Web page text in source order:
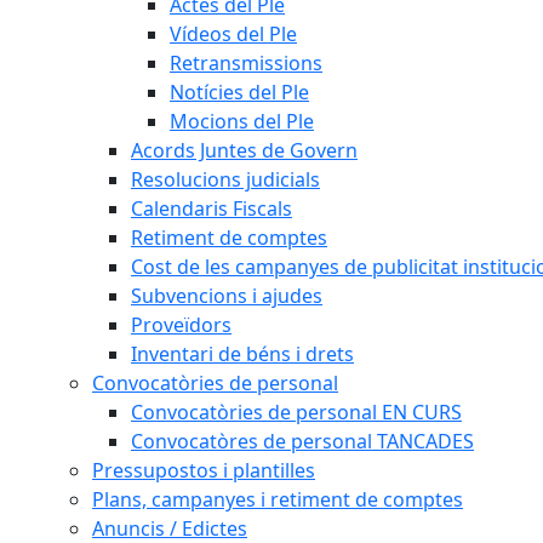
Vídeos del Ple
Retransmissions
Notícies del Ple
Mocions del Ple
Acords Juntes de Govern
Resolucions judicials
Calendaris Fiscals
Retiment de comptes
Cost de les campanyes de publicitat
Subvencions i ajudes
Proveïdors
Inventari de béns i drets
Convocatòries de personal
Convocatòries de personal EN CURS
Convocatòres de personal TANCADES
Pressupostos i plantilles
Plans, campanyes i retiment de comptes
Anuncis / Edictes